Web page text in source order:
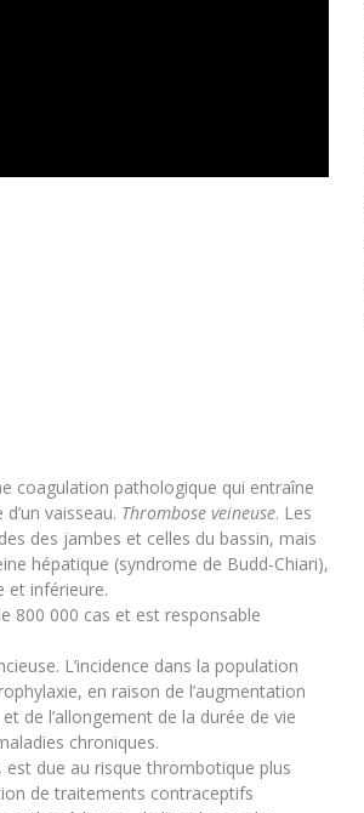
coagulation pathologique qui entraîne
vaisseau. Thrombose veineuse. Les
des jambes et celles du bassin, mais
hépatique (syndrome de Budd-Chiari),
et inférieure.
800 000 cas et est responsable
L’incidence dans la population
en raison de l’augmentation
de l’allongement de la durée de vie
chroniques.
due au risque thrombotique plus
de traitements contraceptifs